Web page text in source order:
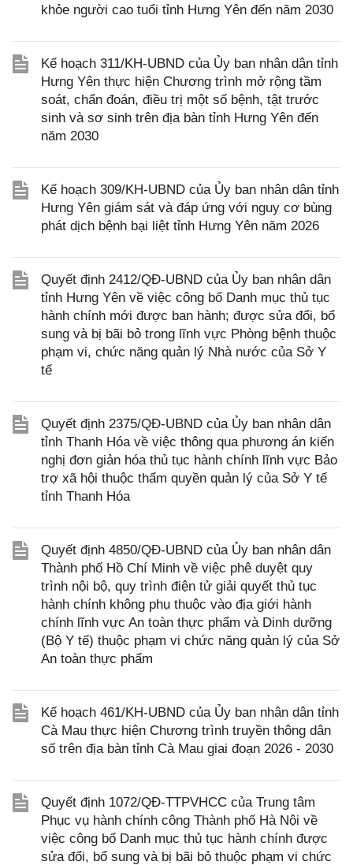
khỏe người cao tuổi tỉnh Hưng Yên đến năm 2030
Kế hoạch 311/KH-UBND của Ủy ban nhân dân tỉnh
Hưng Yên thực hiện Chương trình mở rộng tầm
soát, chẩn đoán, điều trị một số bệnh, tật trước
sinh và sơ sinh trên địa bàn tỉnh Hưng Yên đến
năm 2030
Kế hoạch 309/KH-UBND của Ủy ban nhân dân tỉnh
Hưng Yên giám sát và đáp ứng với nguy cơ bùng
phát dịch bệnh bại liệt tỉnh Hưng Yên năm 2026
Quyết định 2412/QĐ-UBND của Ủy ban nhân dân
tỉnh Hưng Yên về việc công bố Danh mục thủ tục
hành chính mới được ban hành; được sửa đổi, bổ
sung và bị bãi bỏ trong lĩnh vực Phòng bệnh thuộc
phạm vi, chức năng quản lý Nhà nước của Sở Y
tế
Quyết định 2375/QĐ-UBND của Ủy ban nhân dân
tỉnh Thanh Hóa về việc thông qua phương án kiến
nghị đơn giản hóa thủ tục hành chính lĩnh vực Bảo
trợ xã hội thuộc thẩm quyền quản lý của Sở Y tế
tỉnh Thanh Hóa
Quyết định 4850/QĐ-UBND của Ủy ban nhân dân
Thành phố Hồ Chí Minh về việc phê duyệt quy
trình nội bộ, quy trình điện tử giải quyết thủ tục
hành chính không phụ thuộc vào địa giới hành
chính lĩnh vực An toàn thực phẩm và Dinh dưỡng
(Bộ Y tế) thuộc phạm vi chức năng quản lý của Sở
An toàn thực phẩm
Kế hoạch 461/KH-UBND của Ủy ban nhân dân tỉnh
Cà Mau thực hiện Chương trình truyền thông dân
số trên địa bàn tỉnh Cà Mau giai đoạn 2026 - 2030
Quyết định 1072/QĐ-TTPVHCC của Trung tâm
Phục vụ hành chính công Thành phố Hà Nội về
việc công bố Danh mục thủ tục hành chính được
sửa đổi, bổ sung và bị bãi bỏ thuộc phạm vi chức